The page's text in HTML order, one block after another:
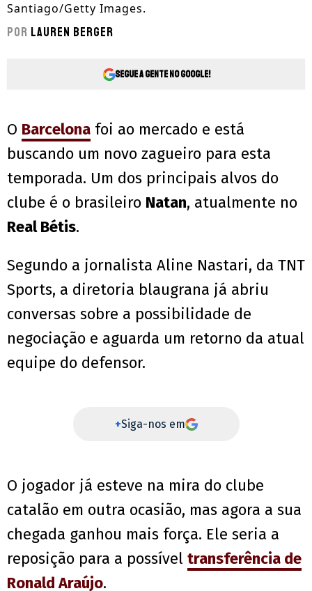
Santiago/Getty Images.
Por Lauren Berger
Segue a gente no Google!
O Barcelona foi ao mercado e está
buscando um novo zagueiro para esta
temporada. Um dos principais alvos do
clube é o brasileiro Natan, atualmente no
Real Bétis.
Segundo a jornalista Aline Nastari, da TNT
Sports, a diretoria blaugrana já abriu
conversas sobre a possibilidade de
negociação e aguarda um retorno da atual
equipe do defensor.
+Siga-nos em
O jogador já esteve na mira do clube
catalão em outra ocasião, mas agora a sua
chegada ganhou mais força. Ele seria a
reposição para a possível transferência de
Ronald Araújo.